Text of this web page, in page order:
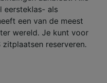
eersteklas- als
een van de meest
wereld. Je kunt voor
zitplaatsen reserveren.